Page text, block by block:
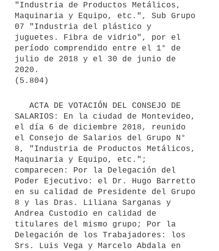
"Industria de Productos Metálicos,
Maquinaria y Equipo, etc.", Sub Grupo
07 "Industria del plástico y
juguetes. Fibra de vidrio", por el
período comprendido entre el 1° de
julio de 2018 y el 30 de junio de
2020.
SALARIOS: En la ciudad de Montevideo,
el día 6 de diciembre 2018, reunido
el Consejo de Salarios del Grupo N°
8, "Industria de Productos Metálicos,
Maquinaria y Equipo, etc.";
comparecen: Por la Delegación del
Poder Ejecutivo: el Dr. Hugo Barretto
en su calidad de Presidente del Grupo
8 y las Dras. Liliana Sarganas y
Andrea Custodio en calidad de
titulares del mismo grupo; Por la
Delegación de los Trabajadores: los
Srs. Luis Vega y Marcelo Abdala en